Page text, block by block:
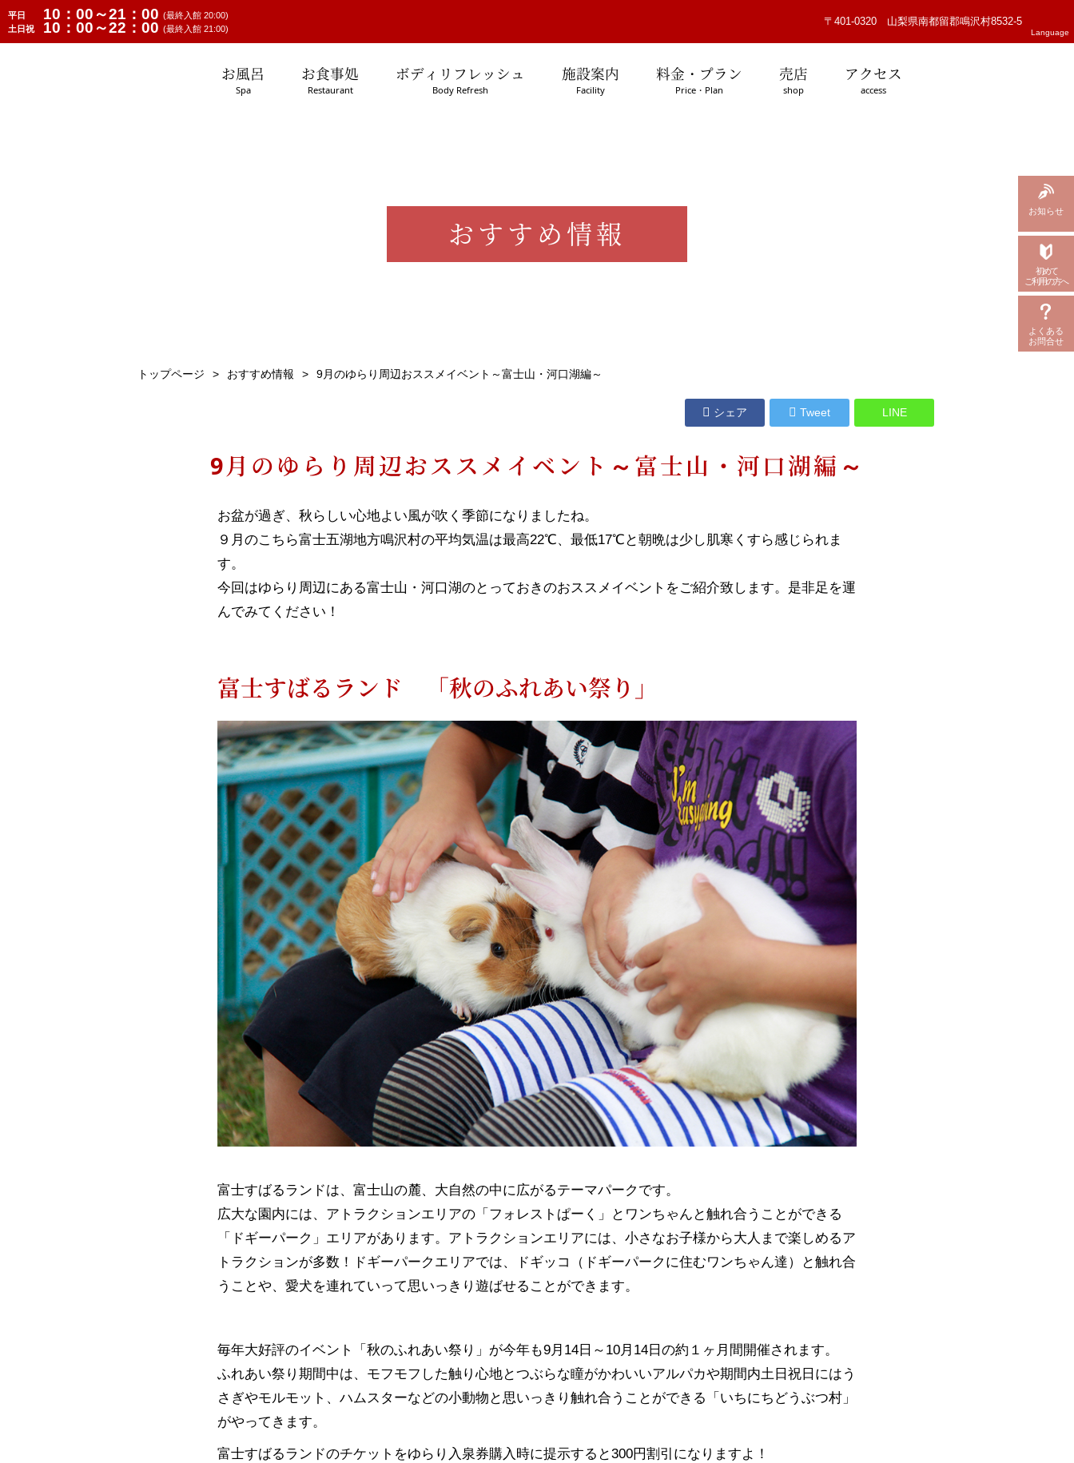
Language
平日 10：00～21：00 (最終入館 20:00)
土日祝 10：00～22：00 (最終入館 21:00)
〒401-0320 山梨県南都留郡鳴沢村8532-5
お風呂
Spa
お食事処
Restaurant
ボディリフレッシュ
Body Refresh
施設案内
Facility
料金・プラン
Price・Plan
売店
shop
アクセス
access
お知らせ
初めて
ご利用の方へ
よくある
お問合せ
おすすめ情報
トップページ おすすめ情報 9月のゆらり周辺おススメイベント～富士山・河口湖編～
シェア Tweet LINE
9月のゆらり周辺おススメイベント～富士山・河口湖編～
お盆が過ぎ、秋らしい心地よい風が吹く季節になりましたね。
９月のこちら富士五湖地方鳴沢村の平均気温は最高22℃、最低17℃と朝晩は少し肌寒くすら感じられま
す。
今回はゆらり周辺にある富士山・河口湖のとっておきのおススメイベントをご紹介致します。是非足を運
んでみてください！
富士すばるランド 「秋のふれあい祭り」
富士すばるランドは、富士山の麓、大自然の中に広がるテーマパークです。
広大な園内には、アトラクションエリアの「フォレストぱーく」とワンちゃんと触れ合うことができる
「ドギーパーク」エリアがあります。アトラクションエリアには、小さなお子様から大人まで楽しめるア
トラクションが多数！ドギーパークエリアでは、ドギッコ（ドギーパークに住むワンちゃん達）と触れ合
うことや、愛犬を連れていって思いっきり遊ばせることができます。
毎年大好評のイベント「秋のふれあい祭り」が今年も9月14日～10月14日の約１ヶ月間開催されます。
ふれあい祭り期間中は、モフモフした触り心地とつぶらな瞳がかわいいアルパカや期間内土日祝日にはう
さぎやモルモット、ハムスターなどの小動物と思いっきり触れ合うことができる「いちにちどうぶつ村」
がやってきます。
富士すばるランドのチケットをゆらり入泉券購入時に提示すると300円割引になりますよ！